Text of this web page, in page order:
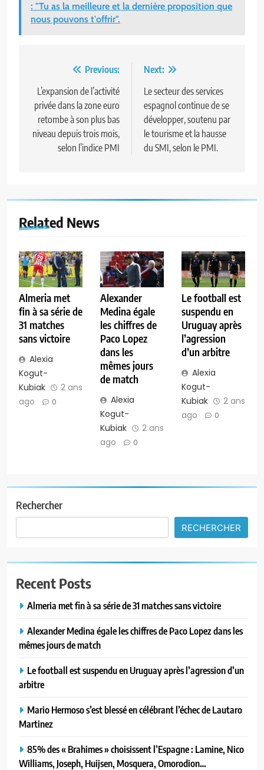
: "Tu as la meilleure et la dernière proposition que
nous pouvons t'offrir".
Navigation
de
l’article
Previous:
L’expansion de l’activité
privée dans la zone euro
retombe à son plus bas
niveau depuis trois mois,
selon l’indice PMI
Next:
Le secteur des services
espagnol continue de se
développer, soutenu par
le tourisme et la hausse
du SMI, selon le PMI.
Related News
Almeria met
fin à sa série de
31 matches
sans victoire
Alexia
Kogut-
Kubiak
2 ans
ago
0
Alexander
Medina égale
les chiffres de
Paco Lopez
dans les
mêmes jours
de match
Alexia
Kogut-
Kubiak
2 ans
ago
0
Le football est
suspendu en
Uruguay après
l’agression
d’un arbitre
Alexia
Kogut-
Kubiak
2 ans
ago
0
Rechercher
RECHERCHER
Recent Posts
Almeria met fin à sa série de 31 matches sans victoire
Alexander Medina égale les chiffres de Paco Lopez dans les
mêmes jours de match
Le football est suspendu en Uruguay après l’agression d’un
arbitre
Mario Hermoso s’est blessé en célébrant l’échec de Lautaro
Martinez
85% des « Brahimes » choisissent l’Espagne : Lamine, Nico
Williams, Joseph, Huijsen, Mosquera, Omorodion…